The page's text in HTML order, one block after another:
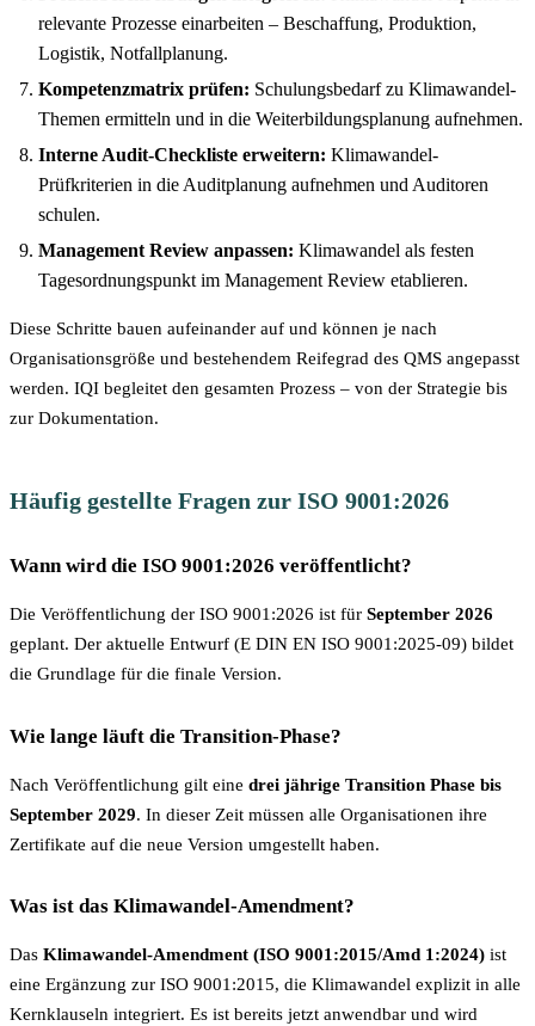
relevante Prozesse einarbeiten – Beschaffung, Produktion,
Logistik, Notfallplanung.
Kompetenzmatrix prüfen: Schulungsbedarf zu Klimawandel-
Themen ermitteln und in die Weiterbildungsplanung aufnehmen.
Interne Audit-Checkliste erweitern: Klimawandel-
Prüfkriterien in die Auditplanung aufnehmen und Auditoren
schulen.
Management Review anpassen: Klimawandel als festen
Tagesordnungspunkt im Management Review etablieren.
Diese Schritte bauen aufeinander auf und können je nach
Organisationsgröße und bestehendem Reifegrad des QMS angepasst
werden. IQI begleitet den gesamten Prozess – von der Strategie bis
zur Dokumentation.
Häufig gestellte Fragen zur ISO 9001:2026
Wann wird die ISO 9001:2026 veröffentlicht?
Die Veröffentlichung der ISO 9001:2026 ist für September 2026
geplant. Der aktuelle Entwurf (E DIN EN ISO 9001:2025-09) bildet
die Grundlage für die finale Version.
Wie lange läuft die Transition-Phase?
Nach Veröffentlichung gilt eine drei jährige Transition Phase bis
September 2029. In dieser Zeit müssen alle Organisationen ihre
Zertifikate auf die neue Version umgestellt haben.
Was ist das Klimawandel-Amendment?
Das Klimawandel-Amendment (ISO 9001:2015/Amd 1:2024) ist
eine Ergänzung zur ISO 9001:2015, die Klimawandel explizit in alle
Kernklauseln integriert. Es ist bereits jetzt anwendbar und wird